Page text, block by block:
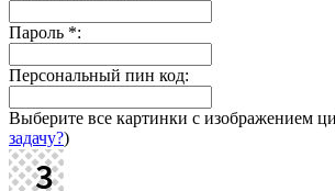
Пароль *:
Персональный пин код:
Выберите все картинки с изображением
задачу?)